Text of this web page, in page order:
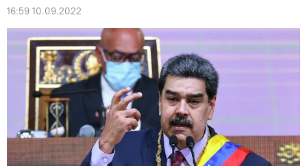
16:59 10.09.2022